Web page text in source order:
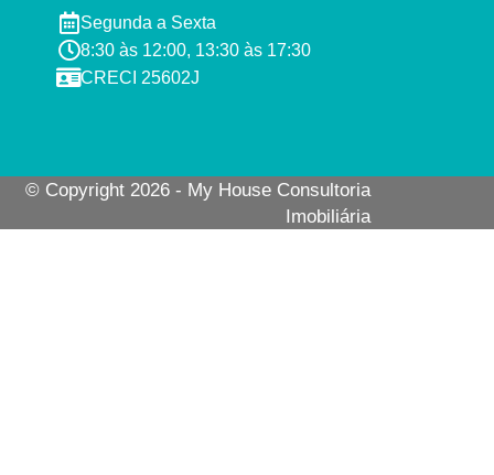
Segunda a Sexta ​
8:30 às 12:00, 13:30 às 17:30​​
CRECI 25602J​
© Copyright 2026 - My House Consultoria
Imobiliária